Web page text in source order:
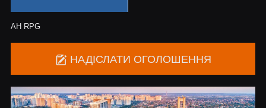
АН RPG
НАДІСЛАТИ ОГОЛОШЕННЯ